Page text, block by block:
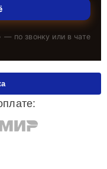
— по звонку или в чате